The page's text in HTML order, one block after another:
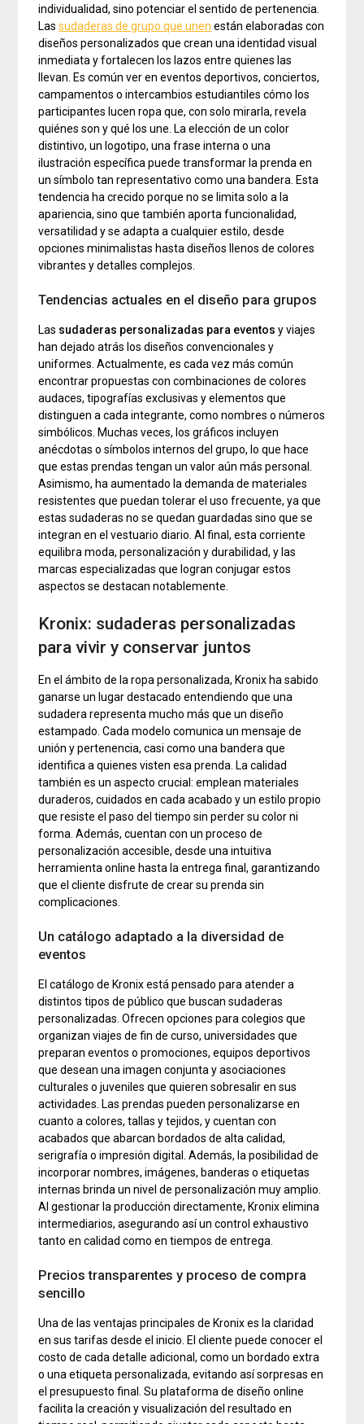
individualidad, sino potenciar el sentido de pertenencia.
Lassudaderas de grupo que unen están elaboradas con
diseños personalizados que crean una identidad visual
inmediata y fortalecen los lazos entre quienes las
llevan. Es común ver en eventos deportivos, conciertos,
campamentos o intercambios estudiantiles cómo los
participantes lucen ropa que, con solo mirarla, revela
quiénes son y qué los une. La elección de un color
distintivo, un logotipo, una frase interna o una
ilustración específica puede transformar la prenda en
un símbolo tan representativo como una bandera. Esta
tendencia ha crecido porque no se limita solo a la
apariencia, sino que también aporta funcionalidad,
versatilidad y se adapta a cualquier estilo, desde
opciones minimalistas hasta diseños llenos de colores
vibrantes y detalles complejos.
Tendencias actuales en el diseño para grupos
Las sudaderas personalizadas para eventos y viajes
han dejado atrás los diseños convencionales y
uniformes. Actualmente, es cada vez más común
encontrar propuestas con combinaciones de colores
audaces, tipografías exclusivas y elementos que
distinguen a cada integrante, como nombres o números
simbólicos. Muchas veces, los gráficos incluyen
anécdotas o símbolos internos del grupo, lo que hace
que estas prendas tengan un valor aún más personal.
Asimismo, ha aumentado la demanda de materiales
resistentes que puedan tolerar el uso frecuente, ya que
estas sudaderas no se quedan guardadas sino que se
integran en el vestuario diario. Al final, esta corriente
equilibra moda, personalización y durabilidad, y las
marcas especializadas que logran conjugar estos
aspectos se destacan notablemente.
Kronix: sudaderas personalizadas
para vivir y conservar juntos
En el ámbito de la ropa personalizada, Kronix ha sabido
ganarse un lugar destacado entendiendo que una
sudadera representa mucho más que un diseño
estampado. Cada modelo comunica un mensaje de
unión y pertenencia, casi como una bandera que
identifica a quienes visten esa prenda. La calidad
también es un aspecto crucial: emplean materiales
duraderos, cuidados en cada acabado y un estilo propio
que resiste el paso del tiempo sin perder su color ni
forma. Además, cuentan con un proceso de
personalización accesible, desde una intuitiva
herramienta online hasta la entrega final, garantizando
que el cliente disfrute de crear su prenda sin
complicaciones.
Un catálogo adaptado a la diversidad de
eventos
El catálogo de Kronix está pensado para atender a
distintos tipos de público que buscan sudaderas
personalizadas. Ofrecen opciones para colegios que
organizan viajes de fin de curso, universidades que
preparan eventos o promociones, equipos deportivos
que desean una imagen conjunta y asociaciones
culturales o juveniles que quieren sobresalir en sus
actividades. Las prendas pueden personalizarse en
cuanto a colores, tallas y tejidos, y cuentan con
acabados que abarcan bordados de alta calidad,
serigrafía o impresión digital. Además, la posibilidad de
incorporar nombres, imágenes, banderas o etiquetas
internas brinda un nivel de personalización muy amplio.
Al gestionar la producción directamente, Kronix elimina
intermediarios, asegurando así un control exhaustivo
tanto en calidad como en tiempos de entrega.
Precios transparentes y proceso de compra
sencillo
Una de las ventajas principales de Kronix es la claridad
en sus tarifas desde el inicio. El cliente puede conocer el
costo de cada detalle adicional, como un bordado extra
o una etiqueta personalizada, evitando así sorpresas en
el presupuesto final. Su plataforma de diseño online
facilita la creación y visualización del resultado en